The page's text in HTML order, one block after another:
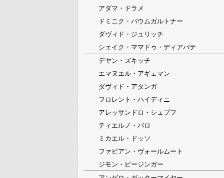
アダマ・ドラメ
ドミニク・バウムガルトナー
ダヴィド・ジュリッチ
シェイク・ママドゥ・ディアバテ
デヤン・ズキッチ
エマヌエル・アギェマン
ダヴィド・アタンガ
フロレント・ハイディニ
アレッサンドロ・シェプフ
ティエルノ・バロ
ミカエル・ドッソ
ファビアン・ヴォールムート
ジモン・ピージンガー